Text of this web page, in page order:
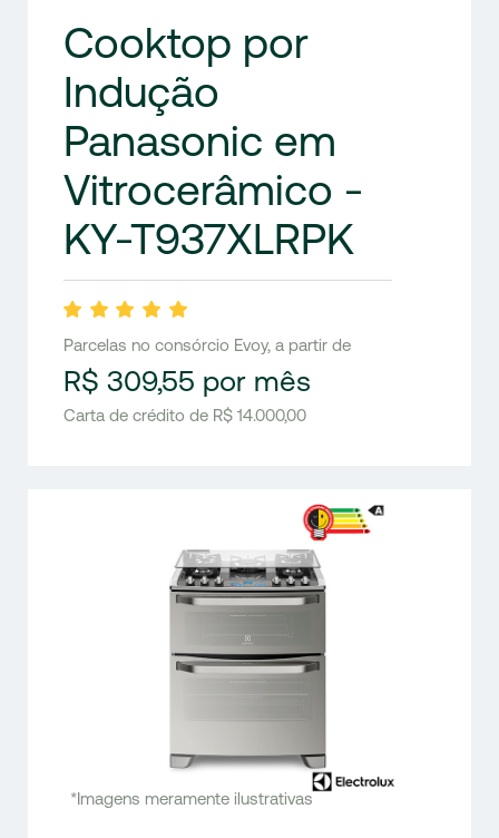
Cooktop por
Indução
Panasonic em
Vitrocerâmico -
KY-T937XLRPK
Parcelas no consórcio Evoy, a partir de
R$ 309,55 por mês
Carta de crédito de R$ 14.000,00
*Imagens meramente ilustrativas